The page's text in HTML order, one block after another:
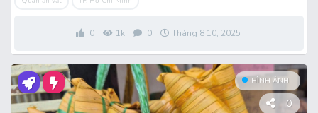
0 1k 0 Tháng 8 10, 2025
HÌNH ẢNH
0